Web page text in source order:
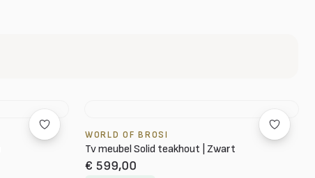
WORLD OF BROSI
Tv meubel Solid teakhout | Zwart
€ 599,00